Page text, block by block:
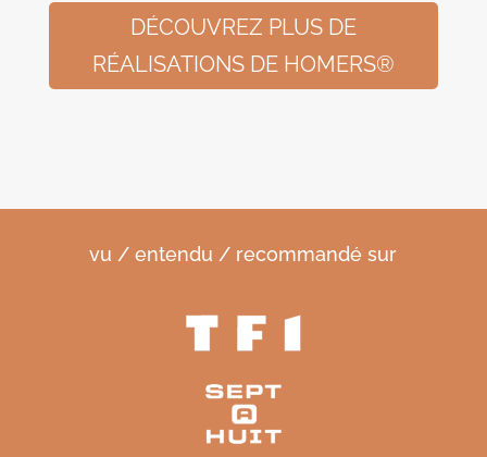
DÉCOUVREZ PLUS DE
RÉALISATIONS DE HOMERS®
vu / entendu / recommandé sur